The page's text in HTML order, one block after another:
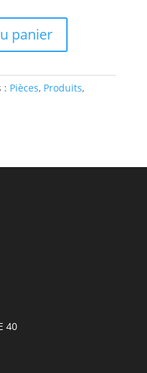
panier
: Pièces, Produits,
40